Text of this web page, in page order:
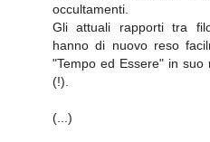
occultamenti.
Gli attuali rapporti tra
hanno di nuovo reso
"Tempo ed Essere" in
(!).
(...)